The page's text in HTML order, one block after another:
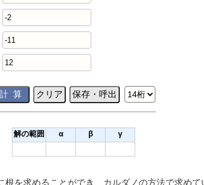
解の範囲 α β γ
根を求めることができ、カルダノの方法で求めて